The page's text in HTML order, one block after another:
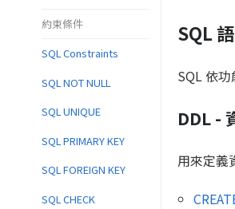
SQL
SQL 依
DDL -
用來定義
約束條件
SQL Constraints
SQL NOT NULL
SQL UNIQUE
SQL PRIMARY KEY
SQL FOREIGN KEY
SQL CHECK